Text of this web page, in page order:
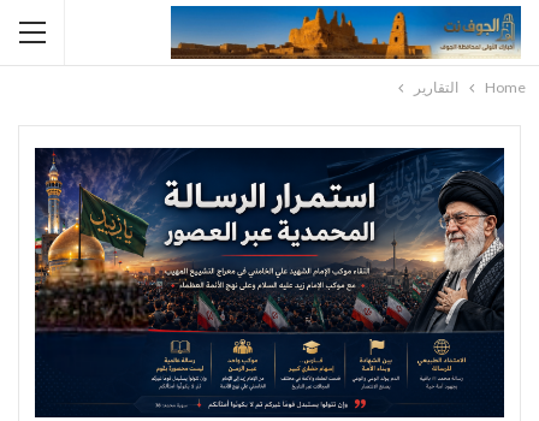
Home التقارير